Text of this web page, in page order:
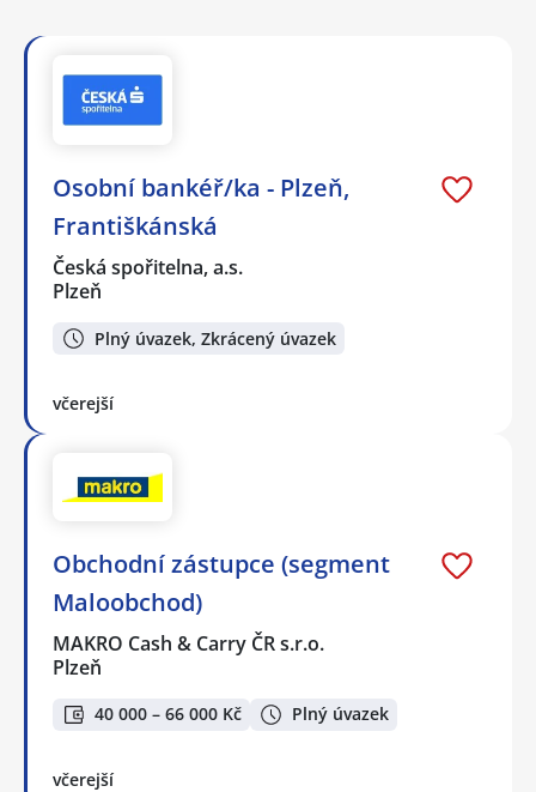
Osobní bankéř/ka - Plzeň,
Františkánská
Česká spořitelna, a.s.
Plzeň
Plný úvazek, Zkrácený úvazek
včerejší
Obchodní zástupce (segment
Maloobchod)
MAKRO Cash & Carry ČR s.r.o.
Plzeň
40 000 – 66 000 Kč Plný úvazek
včerejší